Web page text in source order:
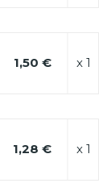
1,50 € x 1
1,28 € x 1